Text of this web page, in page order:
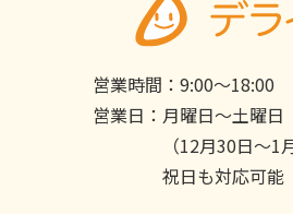
営業時間： 9:00〜18:00
営業日： 月曜日〜土曜日
（12月30日〜1
祝日も対応可能